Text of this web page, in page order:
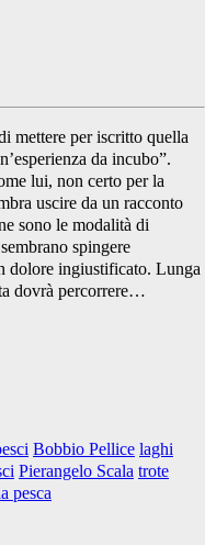
mettere per iscritto quella
da incubo”.
lui, non certo per la
uscire da un racconto
sono le modalità di
spingere
dolore ingiustificato. Lunga
dovrà percorrere…
Bobbio Pellice laghi
Pierangelo Scala trote
pesca